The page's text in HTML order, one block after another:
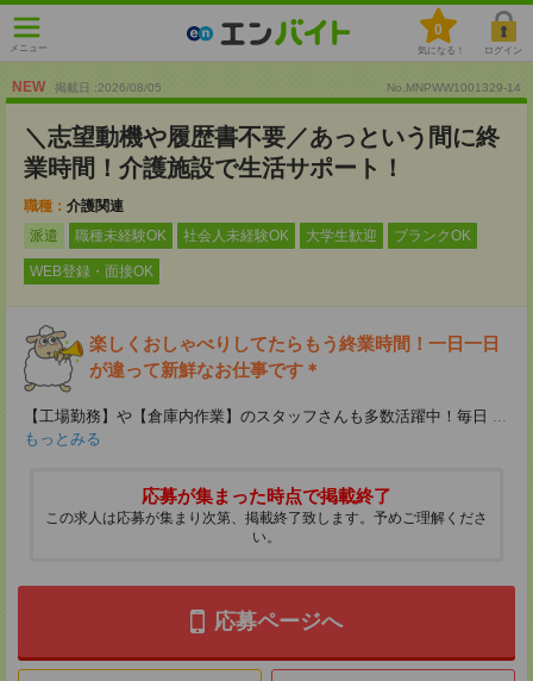
メニュー
0
気になる！ ログイン
NEW 掲載日 :2026/08/05 No.MNPWW1001329-14
＼志望動機や履歴書不要／あっという間に終
業時間！介護施設で生活サポート！
職種： 介護関連
派遣
職種未経験OK 社会人未経験OK 大学生歓迎 ブランクOK
WEB登録・面接OK
楽しくおしゃべりしてたらもう終業時間！一日一日
が違って新鮮なお仕事です＊
【工場勤務】や【倉庫内作業】のスタッフさんも多数活躍中！毎日 ...
もっとみる
応募が集まった時点で掲載終了
この求人は応募が集まり次第、掲載終了致します。予めご理解くださ
い。
応募ページへ